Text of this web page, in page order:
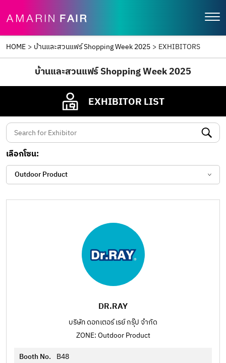
HOME > บ้านและสวนแฟร์ Shopping Week 2025 > EXHIBITORS
บ้านและสวนแฟร์ Shopping Week 2025
EXHIBITOR LIST
เลือกโซน:
Outdoor Product
DR.RAY
บริษัท ดอกเตอร์ เรย์ กรุ๊ป จำกัด
ZONE: Outdoor Product
Booth No. B48